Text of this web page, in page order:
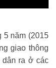
5 năm (2015
giao thông
dân ra ở các